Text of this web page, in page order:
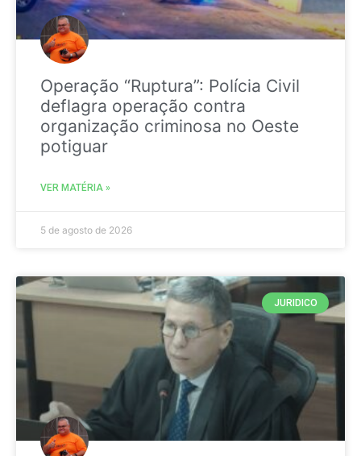
Operação “Ruptura”: Polícia Civil
deflagra operação contra
organização criminosa no Oeste
potiguar
VER MATÉRIA »
5 de agosto de 2026
JURIDICO